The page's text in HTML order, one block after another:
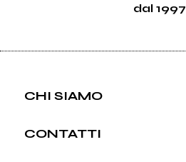
dal 1997
CHI SIAMO
CONTATTI